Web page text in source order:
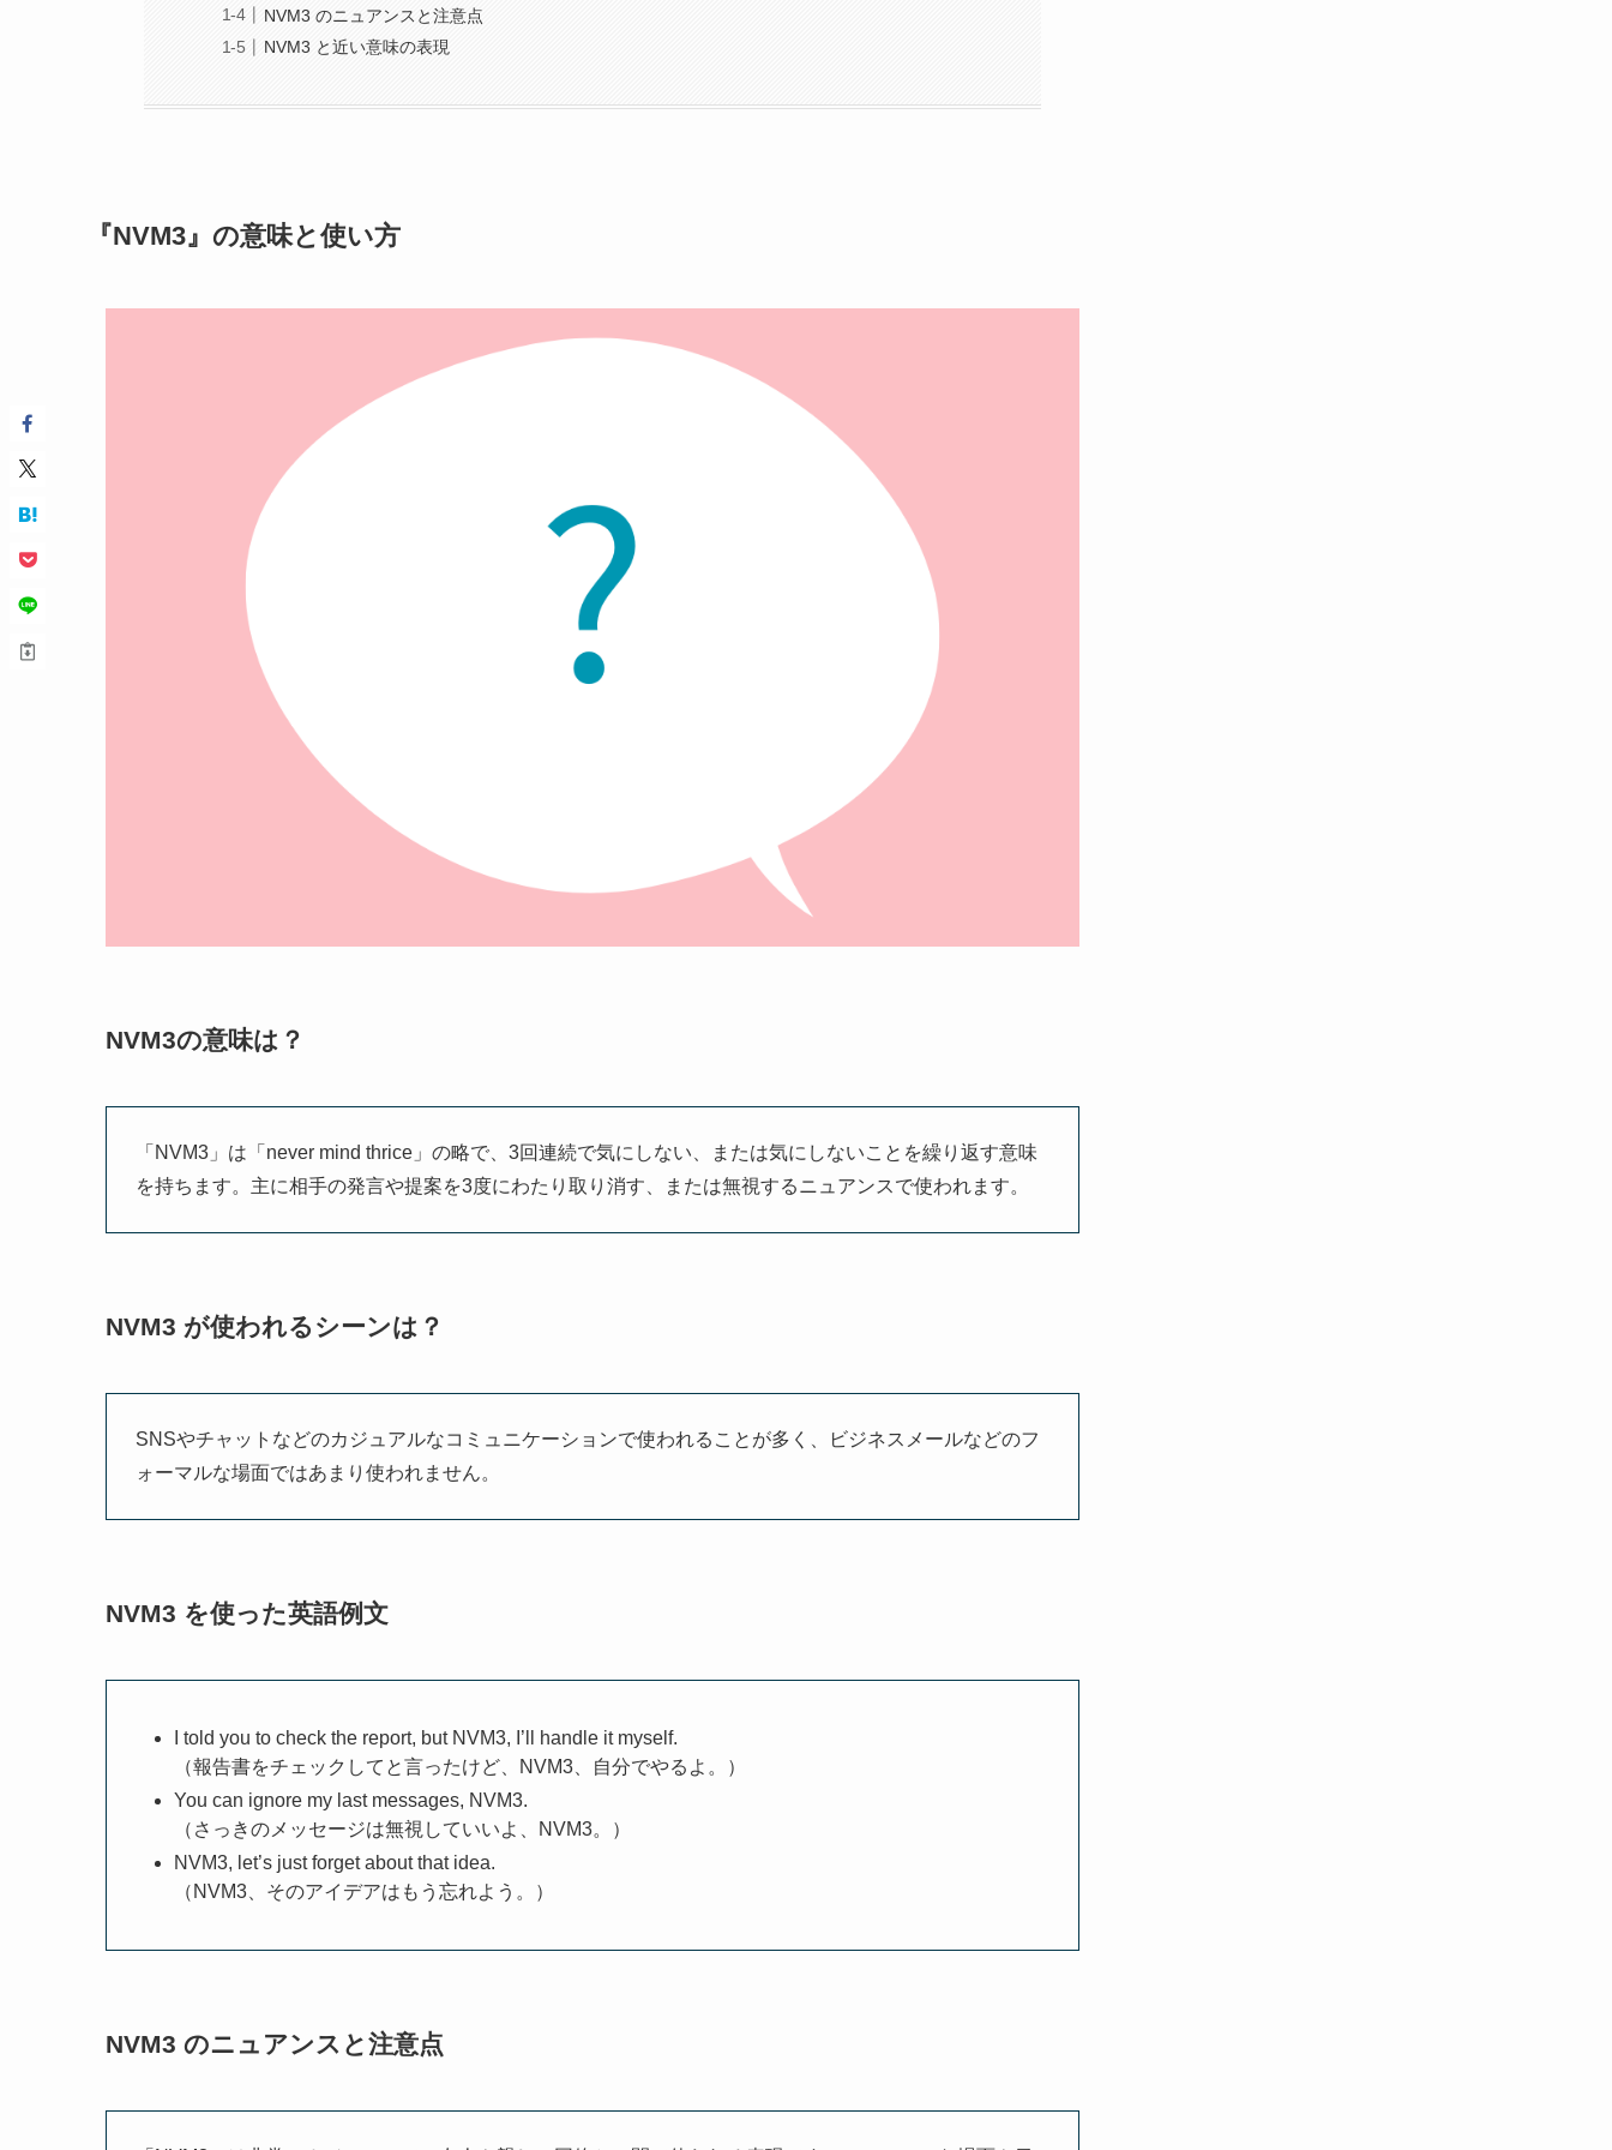
NVM3 のニュアンスと注意点
NVM3 と近い意味の表現
『NVM3』の意味と使い方
NVM3の意味は？
「NVM3」は「never mind thrice」の略で、3回連続で気にしない、または気にしないことを繰り返す意味
を持ちます。主に相手の発言や提案を3度にわたり取り消す、または無視するニュアンスで使われます。
NVM3 が使われるシーンは？
SNSやチャットなどのカジュアルなコミュニケーションで使われることが多く、ビジネスメールなどのフ
ォーマルな場面ではあまり使われません。
NVM3 を使った英語例文
I told you to check the report, but NVM3, I’ll handle it myself.
（報告書をチェックしてと言ったけど、NVM3、自分でやるよ。）
You can ignore my last messages, NVM3.
（さっきのメッセージは無視していいよ、NVM3。）
NVM3, let’s just forget about that idea.
（NVM3、そのアイデアはもう忘れよう。）
NVM3 のニュアンスと注意点